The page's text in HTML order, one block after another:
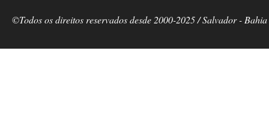
©Todos os direitos reservados desde 2000-2025 / Salvador -